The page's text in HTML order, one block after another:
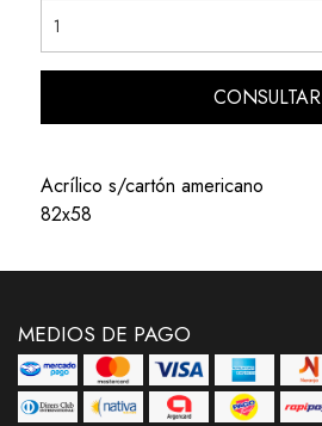
CONSULTAR
Acrílico s/cartón americano
82x58
MEDIOS DE PAGO